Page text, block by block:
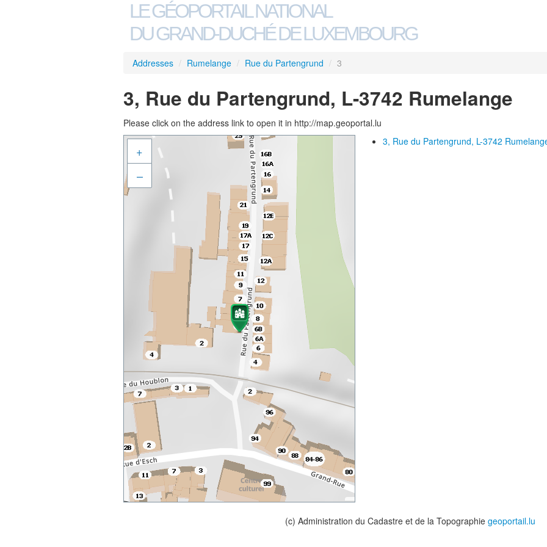
LE GÉOPORTAIL NATIONAL
DU GRAND-DUCHÉ DE LUXEMBOURG
Addresses / Rumelange / Rue du Partengrund / 3
3, Rue du Partengrund, L-3742 Rumelange
Please click on the address link to open it in http://map.geoportal.lu
+
–
3, Rue du Partengrund, L-3742
(c) Administration du Cadastre et de la Topographie geoportail.lu